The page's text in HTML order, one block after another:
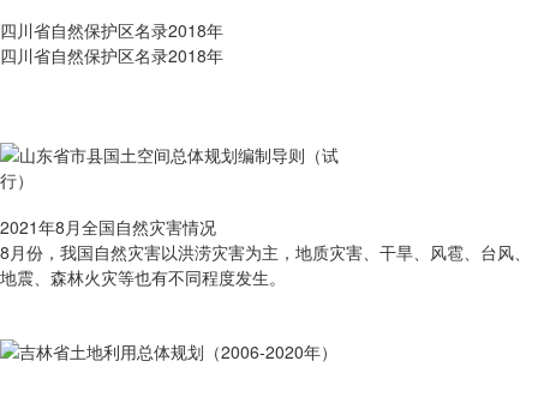
四川省自然保护区名录2018年
四川省自然保护区名录2018年
2021年8月全国自然灾害情况
8月份，我国自然灾害以洪涝灾害为主，地质灾害、干旱、风雹、台风、
地震、森林火灾等也有不同程度发生。